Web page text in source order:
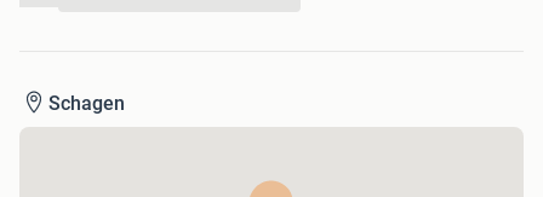
Schagen